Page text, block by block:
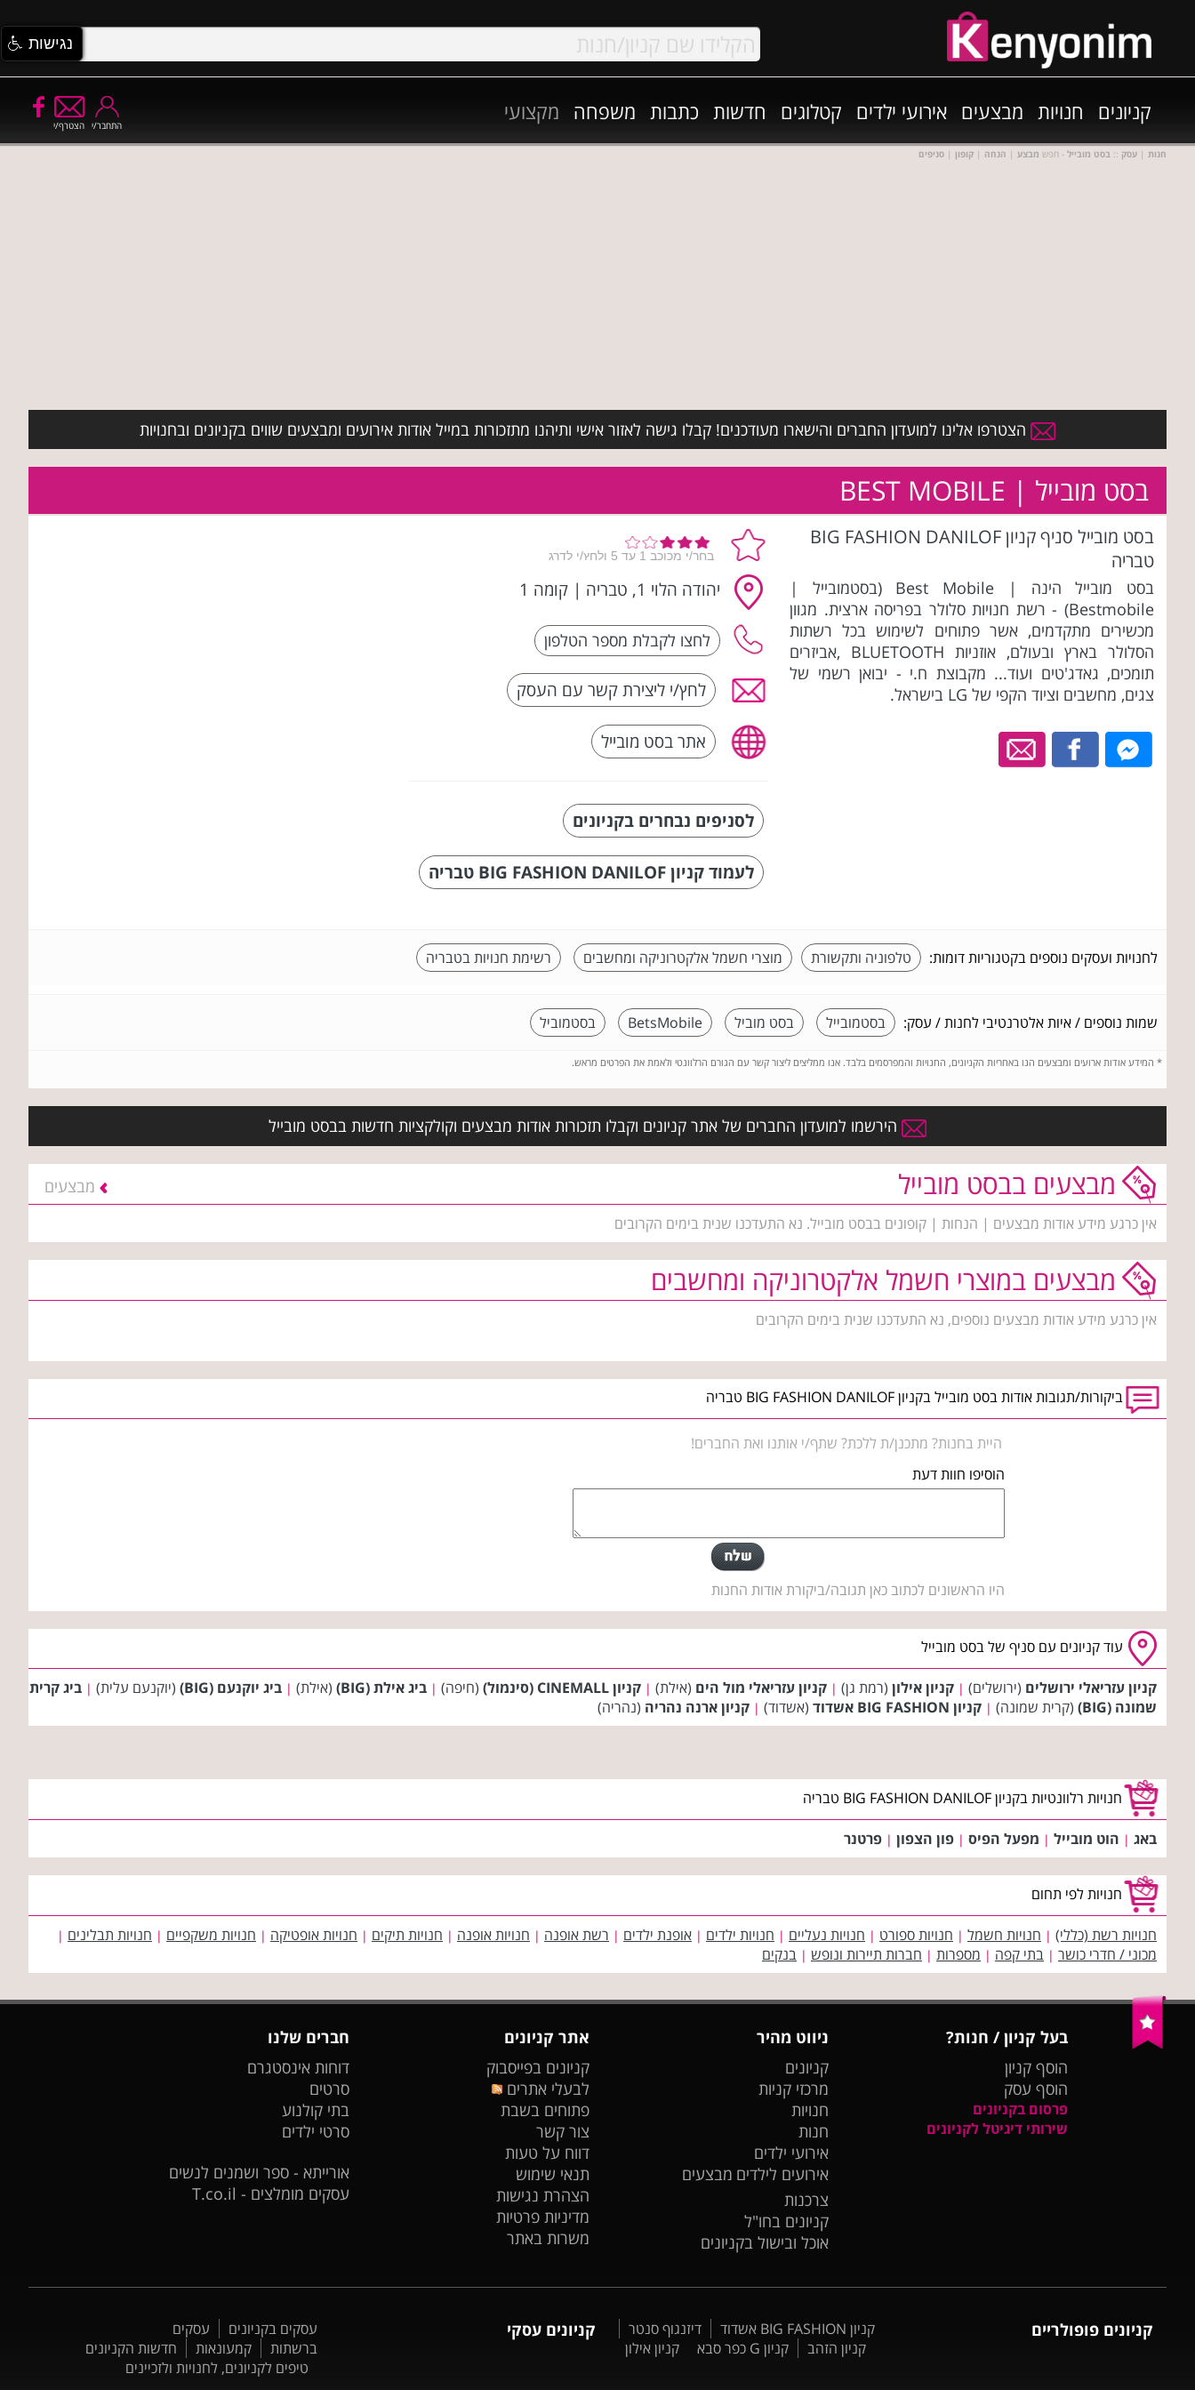
קניונים חנויות מבצעים אירועי ילדים קטלוגים חדשות כתבות משפחה מקצועי
הצטרף/י התחבר/י
חנות | עסק :: בסט מובייל - חפש מבצע | הנחה | קופון | סניפים
הצטרפו אלינו למועדון החברים והישארו מעודכנים! קבלו גישה לאזור אישי ותיהנו מתזכורות במייל אודות אירועים ומבצעים שווים בקניונים ובחנויות
בסט מובייל | BEST MOBILE
בסט מובייל סניף קניון BIG FASHION DANILOF
טבריה
בסט מובייל הינה | Best Mobile (בסטמובייל |
Bestmobile) - רשת חנויות סלולר בפריסה ארצית. מגוון
מכשירים מתקדמים, אשר פתוחים לשימוש בכל רשתות
הסלולר בארץ ובעולם, אוזניות BLUETOOTH ,אביזרים
תומכים, גאדג'טים ועוד... מקבוצת ח.י - יבואן רשמי של
צגים, מחשבים וציוד הקפי של LG בישראל.
יהודה הלוי 1, טבריה | קומה 1
לחץ/י ליצירת קשר עם העסק
אתר בסט מובייל
לסניפים נבחרים בקניונים
לעמוד קניון BIG FASHION DANILOF טבריה
לחנויות ועסקים נוספים בקטגוריות דומות: טלפוניה ותקשורת מוצרי חשמל אלקטרוניקה ומחשבים רשימת חנויות בטבריה
שמות נוספים / איות אלטרנטיבי לחנות / עסק: בסטמובייל בסט מוביל BetsMobile בסטמוביל
* המידע אודות ארועים ומבצעים הנו באחריות הקניונים, החנויות והמפרסמים בלבד. אנו ממליצים ליצור קשר עם הגורם הרלוונטי ולאמת את הפרטים מראש.
הירשמו למועדון החברים של אתר קניונים וקבלו תזכורות אודות מבצעים וקולקציות חדשות בבסט מובייל
מבצעים בבסט מובייל מבצעים
אין כרגע מידע אודות מבצעים | הנחות | קופונים בבסט מובייל. נא התעדכנו שנית בימים הקרובים
מבצעים במוצרי חשמל אלקטרוניקה ומחשבים
אין כרגע מידע אודות מבצעים נוספים, נא התעדכנו שנית בימים הקרובים
ביקורות/תגובות אודות בסט מובייל בקניון BIG FASHION DANILOF טבריה
היית בחנות? מתכנן/ת ללכת? שתף/י אותנו ואת החברים!
הוסיפו חוות דעת
היו הראשונים לכתוב כאן תגובה/ביקורת אודות החנות
עוד קניונים עם סניף של בסט מובייל
קניון עזריאלי ירושלים (ירושלים) | קניון אילון (רמת גן) | קניון עזריאלי מול הים (אילת) | קניון CINEMALL (סינמול) (חיפה) | ביג אילת (BIG) (אילת) | ביג יוקנעם (BIG) (יוקנעם עלית) | ביג קרית
שמונה (BIG)
(קרית שמונה) | קניון BIG FASHION אשדוד (אשדוד) | קניון ארנה נהריה (נהריה)
חנויות רלוונטיות בקניון BIG FASHION DANILOF טבריה
באג | הוט מובייל | מפעל הפיס | פון הצפון | פרטנר
חנויות לפי תחום
חנויות רשת (כללי) | חנויות חשמל | חנויות ספורט | חנויות נעליים | חנויות ילדים | אופנת ילדים | רשת אופנה | חנויות אופנה | חנויות תיקים | חנויות אופטיקה | חנויות משקפיים | חנויות תבלינים |
מכוני / חדרי כושר | בתי קפה | מספרות | חברות תיירות ונופש | בנקים
בעל קניון / חנות?
הוסף קניון
הוסף עסק
פרסום בקניונים
שירותי דיגיטל לקניונים
ניווט מהיר
קניונים
מרכזי קניות
חנויות
חנות
אירועי ילדים
אירועים לילדים מבצעים
צרכנות
קניונים בחו"ל
אוכל ובישול בקניונים
אתר קניונים
קניונים בפייסבוק
לבעלי אתרים
פתוחים בשבת
צור קשר
דווח על טעות
תנאי שימוש
הצהרת נגישות
מדיניות פרטיות
משרות באתר
חברים שלנו
דוחות אינסטגרם
סרטים
בתי קולנוע
סרטי ילדים
אורייתא - ספר ושמנים לנשים
עסקים מומלצים - T.co.il
קניונים פופולריים קניון BIG FASHION אשדוד
דיזנגוף סנטר
קניון הזהב
קניון G כפר סבא קניון אילון
קניונים עסקי עסקים בקניונים
עסקים
ברשתות
קמעונאות
חדשות הקניונים
טיפים לקניונים, לחנויות ולזכיינים
נגישות